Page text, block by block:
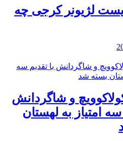
لژیونر کرجی چه
و شاگردانش
سه امتیاز به لهستان